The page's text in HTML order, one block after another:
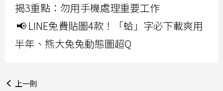
揭3重點：勿用手機處理重要工作
📢 LINE免費貼圖4款！「蛤」字必下載爽用
半年、熊大兔兔動態圖超Q
上一則